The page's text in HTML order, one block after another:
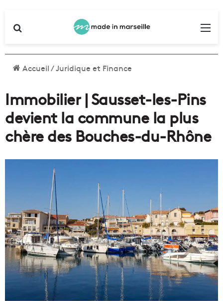
Accueil/Juridique et Finance
Immobilier | Sausset-les-Pins
devient la commune la plus
chère des Bouches-du-Rhône